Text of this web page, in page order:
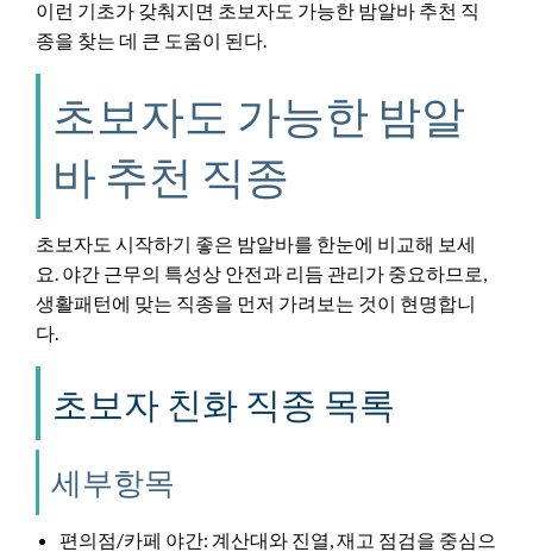
이런 기초가 갖춰지면 초보자도 가능한 밤알바 추천 직
종을 찾는 데 큰 도움이 된다.
초보자도 가능한 밤알
바 추천 직종
초보자도 시작하기 좋은 밤알바를 한눈에 비교해 보세
요. 야간 근무의 특성상 안전과 리듬 관리가 중요하므로,
생활패턴에 맞는 직종을 먼저 가려보는 것이 현명합니
다.
초보자 친화 직종 목록
세부항목
편의점/카페 야간: 계산대와 진열, 재고 점검을 중심으